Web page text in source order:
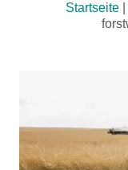
Startseite